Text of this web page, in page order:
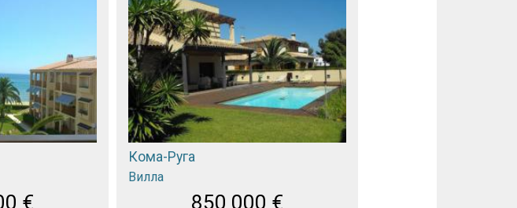
€
Кома-Руга
Вилла
850 000 €